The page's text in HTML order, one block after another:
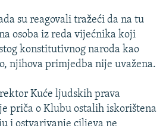
su reagovali tražeći da na tu
osoba iz reda vijećnika koji
konstitutivnog naroda kao
njihova primjedba nije uvažena.
Kuće ljudskih prava
priča o Klubu ostalih iskorištena